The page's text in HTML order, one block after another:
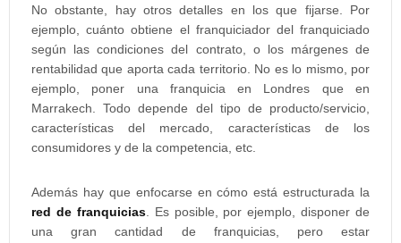
No obstante, hay otros detalles en los que fijarse. Por
ejemplo, cuánto obtiene el franquiciador del franquiciado
según las condiciones del contrato, o los márgenes de
rentabilidad que aporta cada territorio. No es lo mismo, por
ejemplo, poner una franquicia en Londres que en
Marrakech. Todo depende del tipo de producto/servicio,
características del mercado, características de los
consumidores y de la competencia, etc.
Además hay que enfocarse en cómo está estructurada la
red de franquicias. Es posible, por ejemplo, disponer de
una gran cantidad de franquicias, pero estar